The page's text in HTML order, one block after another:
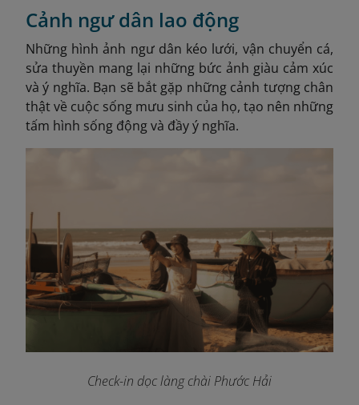
Cảnh ngư dân lao động
Những hình ảnh ngư dân kéo lưới, vận chuyển cá,
sửa thuyền mang lại những bức ảnh giàu cảm xúc
và ý nghĩa. Bạn sẽ bắt gặp những cảnh tượng chân
thật về cuộc sống mưu sinh của họ, tạo nên những
tấm hình sống động và đầy ý nghĩa.
Check-in dọc làng chài Phước Hải